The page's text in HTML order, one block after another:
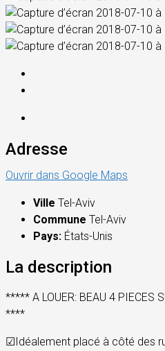
Adresse
Ouvrir dans Google Maps
Ville Tel-Aviv
Commune Tel-Aviv
Pays: États-Unis
La description
***** A LOUER: BEAU 4 PIECES
****
☑Idéalement placé à côté des